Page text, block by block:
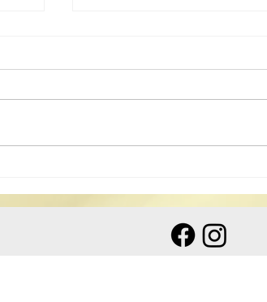
中學生徵文比賽